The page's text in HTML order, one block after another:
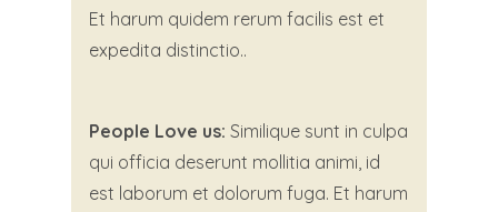
Et harum quidem rerum facilis est et
expedita distinctio..
People Love us: Similique sunt in culpa
qui officia deserunt mollitia animi, id
est laborum et dolorum fuga. Et harum